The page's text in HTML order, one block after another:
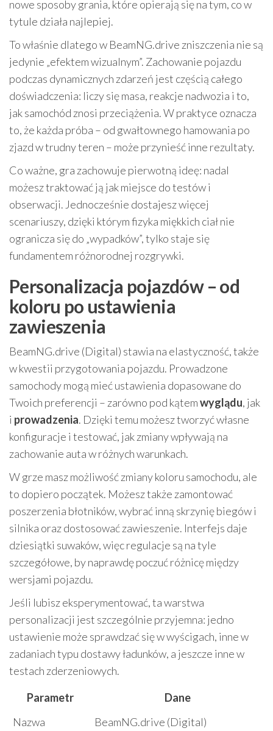
nowe sposoby grania, które opierają się na tym, co w
tytule działa najlepiej.
To właśnie dlatego w BeamNG.drive zniszczenia nie są
jedynie „efektem wizualnym”. Zachowanie pojazdu
podczas dynamicznych zdarzeń jest częścią całego
doświadczenia: liczy się masa, reakcje nadwozia i to,
jak samochód znosi przeciążenia. W praktyce oznacza
to, że każda próba – od gwałtownego hamowania po
zjazd w trudny teren – może przynieść inne rezultaty.
Co ważne, gra zachowuje pierwotną ideę: nadal
możesz traktować ją jak miejsce do testów i
obserwacji. Jednocześnie dostajesz więcej
scenariuszy, dzięki którym fizyka miękkich ciał nie
ogranicza się do „wypadków”, tylko staje się
fundamentem różnorodnej rozgrywki.
Personalizacja pojazdów – od
koloru po ustawienia
zawieszenia
BeamNG.drive (Digital) stawia na elastyczność, także
w kwestii przygotowania pojazdu. Prowadzone
samochody mogą mieć ustawienia dopasowane do
Twoich preferencji – zarówno pod kątemwyglądu, jak
i prowadzenia. Dzięki temu możesz tworzyć własne
konfiguracje i testować, jak zmiany wpływają na
zachowanie auta w różnych warunkach.
W grze masz możliwość zmiany koloru samochodu, ale
to dopiero początek. Możesz także zamontować
poszerzenia błotników, wybrać inną skrzynię biegów i
silnika oraz dostosować zawieszenie. Interfejs daje
dziesiątki suwaków, więc regulacje są na tyle
szczegółowe, by naprawdę poczuć różnicę między
wersjami pojazdu.
Jeśli lubisz eksperymentować, ta warstwa
personalizacji jest szczególnie przyjemna: jedno
ustawienie może sprawdzać się w wyścigach, inne w
zadaniach typu dostawy ładunków, a jeszcze inne w
testach zderzeniowych.
Parametr
Dane
Nazwa
BeamNG.drive (Digital)